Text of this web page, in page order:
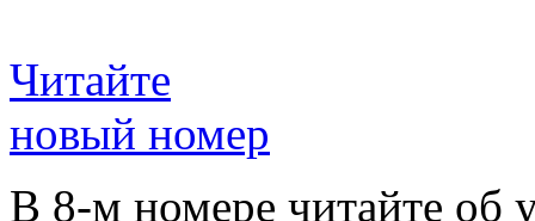
Читайте
новый номер
В 8-м номере читайте об